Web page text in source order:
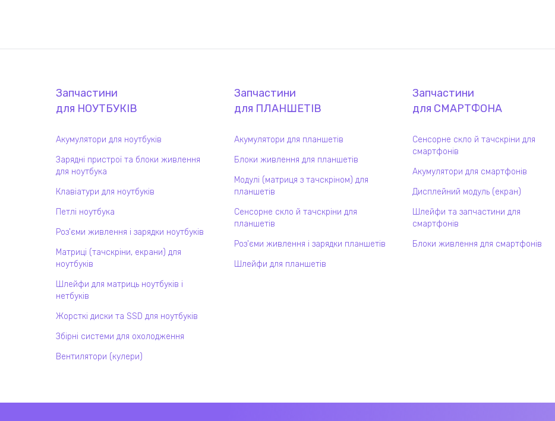
Запчастини
для НОУТБУКІВ
Акумулятори для ноутбуків
Зарядні пристрої та блоки живлення
для ноутбука
Клавіатури для ноутбуків
Петлі ноутбука
Роз'єми живлення і зарядки ноутбуків
Матриці (тачскріни, екрани) для
ноутбуків
Шлейфи для матриць ноутбуків і
нетбуків
Жорсткі диски та SSD для ноутбуків
Збірні системи для охолодження
Вентилятори (кулери)
Запчастини
для ПЛАНШЕТІВ
Акумулятори для планшетів
Блоки живлення для планшетів
Модулі (матриця з тачскріном) для
планшетів
Сенсорне скло й тачскріни для
планшетів
Роз'єми живлення і зарядки планшетів
Шлейфи для планшетів
Запчастини
для СМАРТФОНА
Сенсорне скло й тачскріни для
смартфонів
Акумулятори для смартфонів
Дисплейний модуль (екран)
Шлейфи та запчастини для
смартфонів
Блоки живлення для смартфонів